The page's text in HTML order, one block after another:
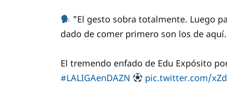
"El gesto sobra totalmente. Luego
dado de comer primero son los de
El tremendo enfado de Edu Expósito
#LALIGAenDAZN
pic.twitter.com/